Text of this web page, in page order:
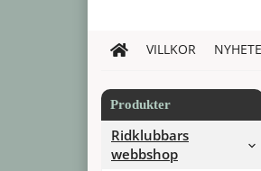
VILLKOR
Produkter
Ridklubbars
webbshop